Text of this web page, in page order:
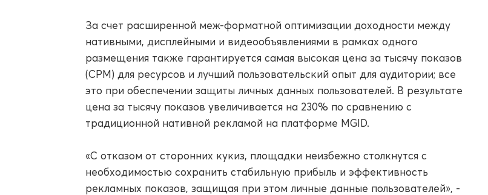
За счет расширенной меж-форматной оптимизации доходности между
нативными, дисплейными и видеообъявлениями в рамках одного
размещения также гарантируется самая высокая цена за тысячу показов
(CPM) для ресурсов и лучший пользовательский опыт для аудитории; все
это при обеспечении защиты личных данных пользователей. В результате
цена за тысячу показов увеличивается на 230% по сравнению с
традиционной нативной рекламой на платформе MGID.
«С отказом от сторонних кукиз, площадки неизбежно столкнутся с
необходимостью сохранить стабильную прибыль и эффективность
рекламных показов, защищая при этом личные данные пользователей», -